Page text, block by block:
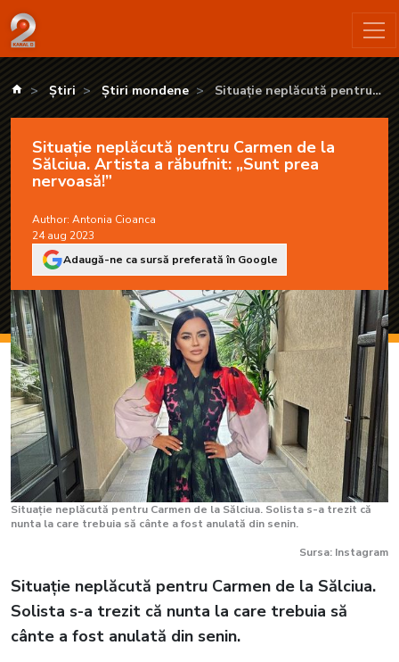
Situație neplăcută pentru Carmen de la Sălciua. Artista a
kanald.ro
Știri Știri mondene
Situație neplăcută pentru
Situație neplăcută pentru Carmen de la
Sălciua. Artista a răbufnit: „Sunt prea
nervoasă!”
Author: Antonia Cioanca
24 aug 2023
Adaugă-ne ca sursă preferată în Google
Situație neplăcută pentru Carmen de la Sălciua. Solista s-a trezit că
nunta la care trebuia să cânte a fost anulată din senin.
Sursa: Instagram
Situație neplăcută pentru Carmen de la Sălciua.
Solista s-a trezit că nunta la care trebuia să
cânte a fost anulată din senin.